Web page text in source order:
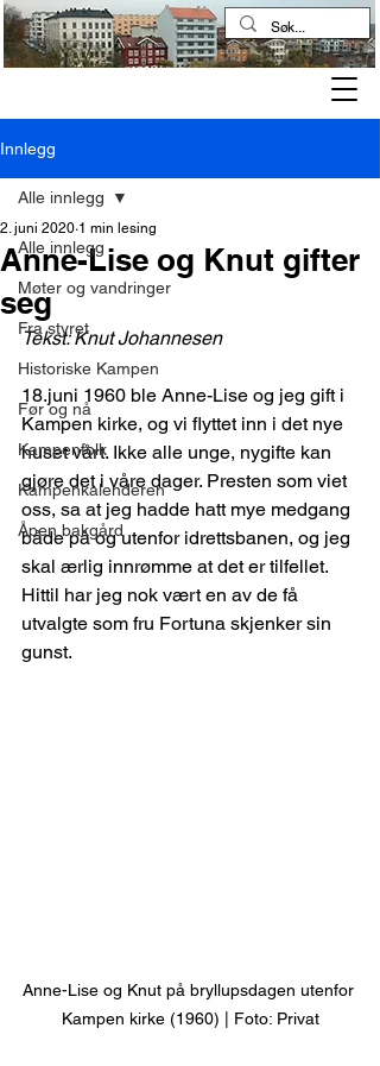
Innlegg
Alle innlegg
Møter og vandringer
Fra styret
Historiske Kampen
Før og nå
Kampenfolk
Kampenkalenderen
Åpen bakgård
Alle innlegg
Anne-Lise og Knut gifter
seg
2. juni 2020 1 min lesing
Tekst: Knut Johannesen
18.juni 1960 ble Anne-Lise og jeg gift i
Kampen kirke, og vi flyttet inn i det nye
huset vårt. Ikke alle unge, nygifte kan
gjøre det i våre dager. Presten som viet
oss, sa at jeg hadde hatt mye medgang
både på og utenfor idrettsbanen, og jeg
skal ærlig innrømme at det er tilfellet.
Hittil har jeg nok vært en av de få
utvalgte som fru Fortuna skjenker sin
gunst.
Anne-Lise og Knut på bryllupsdagen utenfor
Kampen kirke (1960) | Foto: Privat